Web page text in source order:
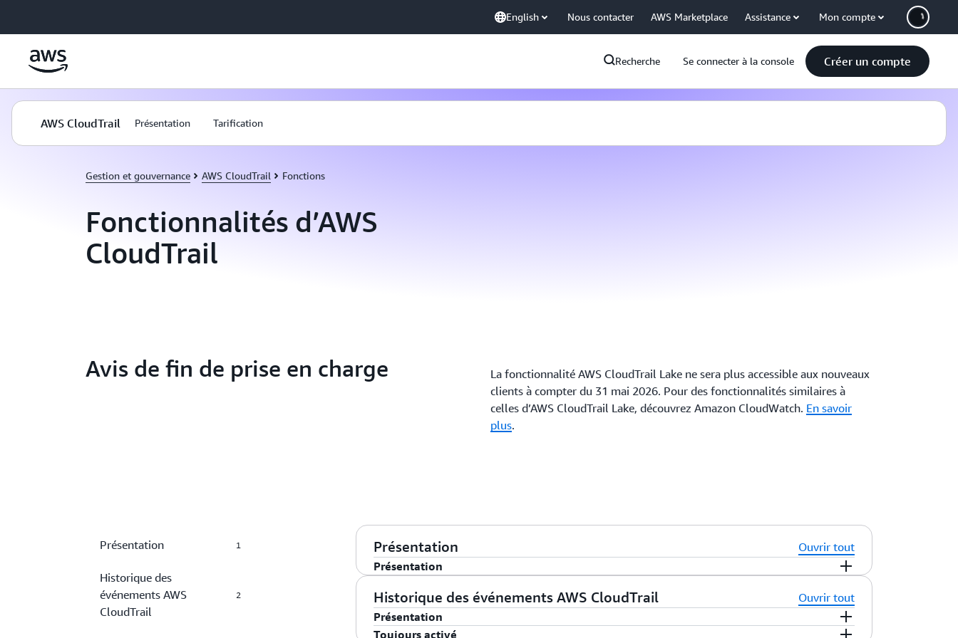
English Nous contacter AWS Marketplace Assistance Mon compte
Recherche Se connecter à la console Créer un compte
AWS CloudTrail Présentation Tarification
Gestion et gouvernance AWS CloudTrail Fonctions
Fonctionnalités d’AWS
CloudTrail
Avis de fin de prise en charge
La fonctionnalité AWS CloudTrail Lake ne sera plus accessible aux nouveaux
clients à compter du 31 mai 2026. Pour des fonctionnalités similaires à
celles d’AWS CloudTrail Lake, découvrez Amazon CloudWatch. En savoir
plus.
Présentation 1
Historique des
événements AWS
CloudTrail
2
Présentation
Ouvrir tout
Présentation
AWS CloudTrail permet l’audit, la surveillance de la sécurité et le dépannage opérationnel.
CloudTrail enregistre l'activité des utilisateurs et les appels d'API sur l'ensemble des services
AWS sous forme d'événements. Les événements CloudTrail vous aident à répondre à la question
Historique des événements AWS CloudTrail
Ouvrir tout
Présentation
Toujours activé